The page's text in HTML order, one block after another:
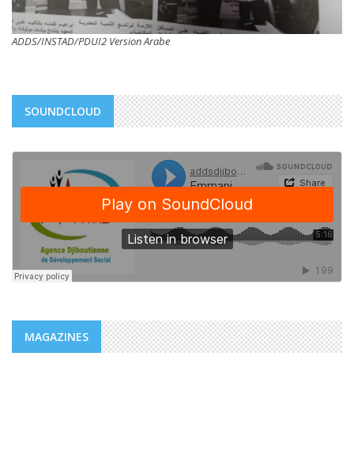
ADDS/INSTAD/PDUI2 Version Arabe
SOUNDCLOUD
MAGAZINES